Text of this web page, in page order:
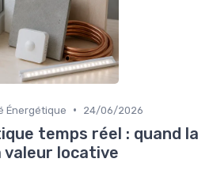
Énergétique • 24/06/2026
temps réel : quand la
valeur locative